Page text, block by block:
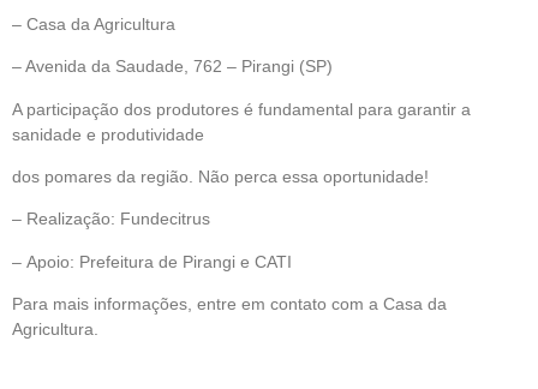
– Casa da Agricultura
– Avenida da Saudade, 762 – Pirangi (SP)
A participação dos produtores é fundamental para garantir a
sanidade e produtividade
dos pomares da região. Não perca essa oportunidade!
– Realização: Fundecitrus
– Apoio: Prefeitura de Pirangi e CATI
Para mais informações, entre em contato com a Casa da
Agricultura.